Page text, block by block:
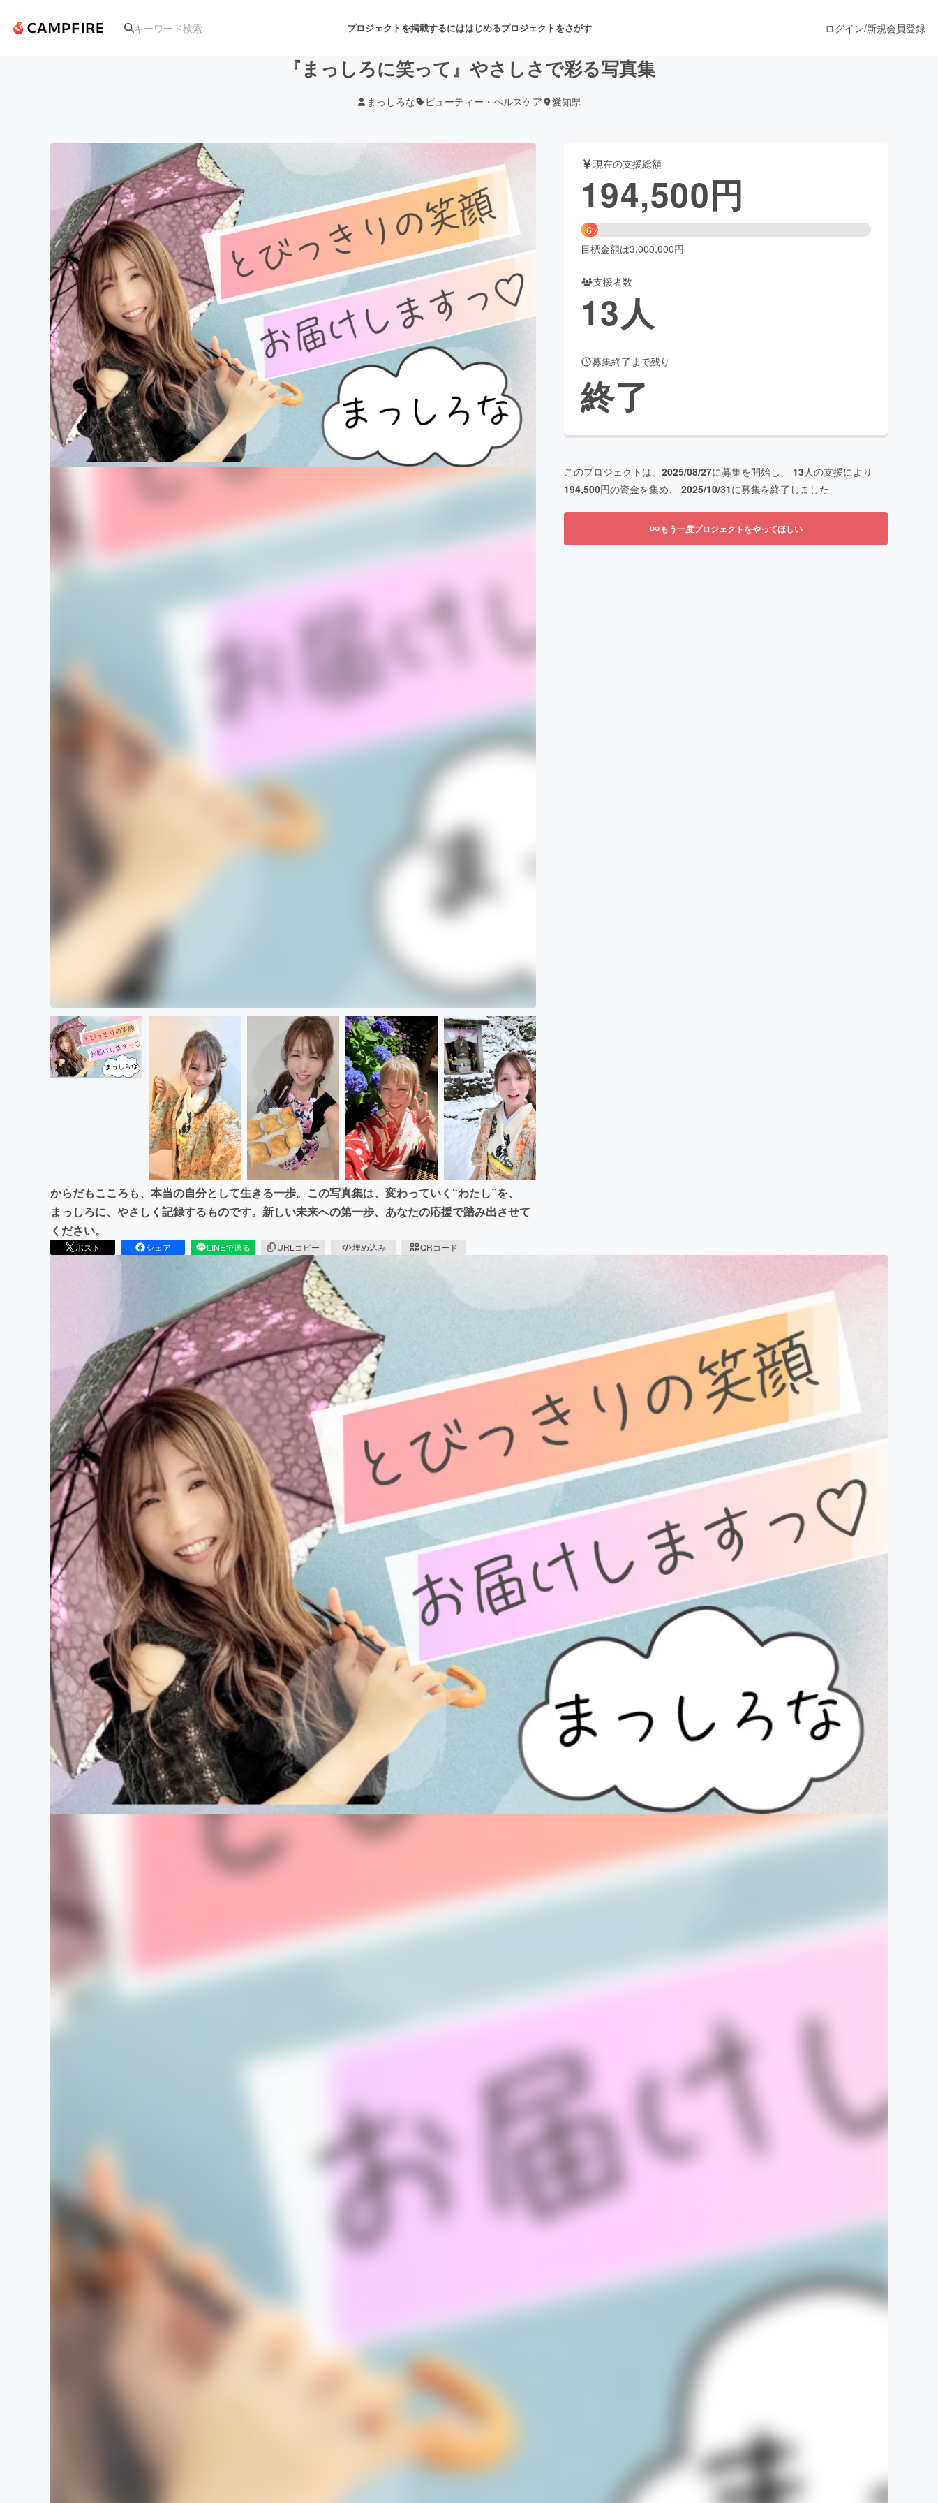
プロジェクトを掲載するにははじめるプロジェクトをさがす
アート・写真 音楽 舞台・パフォーマンス
テクノロジー・ガジェット ゲーム・サービス開発 ファッション
映像・映画 書籍・雑誌出版 アニメ・漫画
ビジネス・起業 チャレンジ ビューティー・ヘルスケア
まちづくり・地域活性化
CAMPFIRE for Social GoodCAMPFIRE Creation
machi-ya
ログイン/新規会員登録
『まっしろに笑って』やさしさで彩る写真集
まっしろな ビューティー・ヘルスケア 愛知県
からだもこころも、本当の自分として生きる一歩。この写真集は、変わっていく“わたし”を、
まっしろに、やさしく記録するものです。新しい未来への第一歩、あなたの応援で踏み出させて
ください。
ポスト シェア LINEで送る URLコピー 埋め込み QRコード
現在の支援総額
194,500円
6%
目標金額は3,000,000円
支援者数
13人
募集終了まで残り
終了
このプロジェクトは、 2025/08/27に募集を開始し、 13人の支援により
194,500円の資金を集め、 2025/10/31に募集を終了しました
もう一度プロジェクトをやってほしい